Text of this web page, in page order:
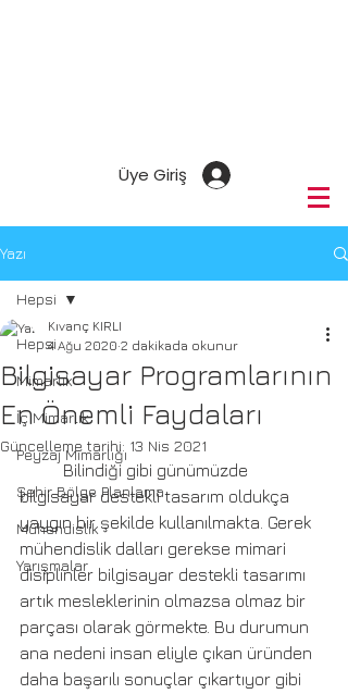
Üye Giriş
Yazı
Hepsi
Mimarlık
İç Mimarlık
Peyzaj Mimarlığı
Şehir Bölge Planlama
Mühendislik
Yarışmalar
Hepsi
Bilgisayar Programlarının
En Önemli Faydaları
Kıvanç KIRLI
4 Ağu 2020 2 dakikada okunur
Güncelleme tarihi: 13 Nis 2021
	Bilindiği gibi günümüzde
bilgisayar destekli tasarım oldukça
yaygın bir şekilde kullanılmakta. Gerek
mühendislik dalları gerekse mimari
disiplinler bilgisayar destekli tasarımı
artık mesleklerinin olmazsa olmaz bir
parçası olarak görmekte. Bu durumun
ana nedeni insan eliyle çıkan üründen
daha başarılı sonuçlar çıkartıyor gibi